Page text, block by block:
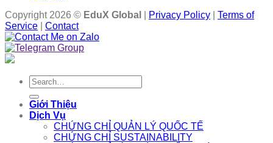
Copyright 2026 © EduX Global Privacy Policy
Terms of
Service
Contact
Search
for:
Giới Thiệu
Dịch Vụ
CHỨNG CHỈ QUẢN LÝ QUỐC TẾ
CHỨNG CHỈ SUSTAINABILITY